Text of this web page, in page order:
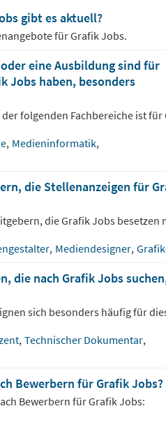
gibt es aktuell?
fürGrafik Jobs.
eine Ausbildung sind für
Jobs haben, besonders
folgenden Fachbereiche ist für
, Medieninformatik,
die Stellenanzeigen für
dieGrafikJobs besetzen
, Mediendesigner,
die nach Grafik Jobs
sich besonders häufig für
, Technischer Dokumentar,
Bewerbern für Grafik Jobs?
Bewerbern fürGrafikJobs: